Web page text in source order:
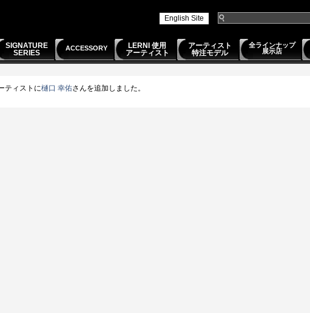
English Site
SIGNATURE
SERIES
ACCESSORY
LERNI 使用
アーティスト
アーティスト
特注モデル
全ラインナップ
展示店
ティストに樋口 幸佑さんを追加しました。